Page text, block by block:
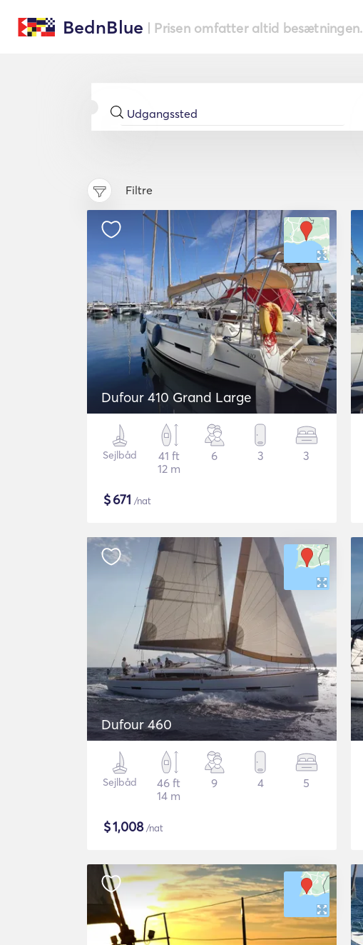
BednBlue | Prisen omfatter altid besætningen.
Filtre
Dufour 410 Grand Large
Sejlbåd
41 ft
12 m
6 3 3
$671 /nat
Dufour 460
Sejlbåd
46 ft
14 m
9 4 5
$1,008/nat